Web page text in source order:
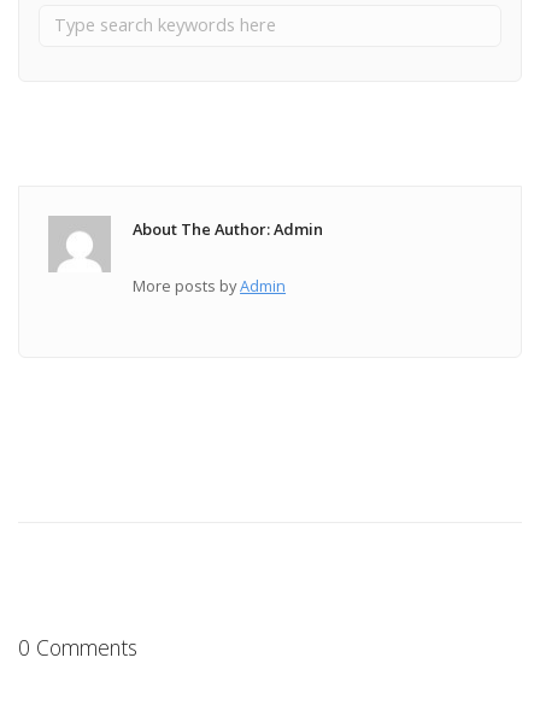
About The Author: Admin
More posts byAdmin
0 Comments